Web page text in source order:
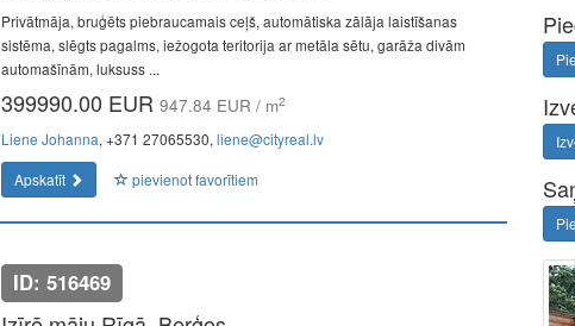
Privātmāja, bruģēts piebraucamais ceļš, automātiska zālāja laistīšanas
sistēma, slēgts pagalms, iežogota teritorija ar metāla sētu, garāža divām
automašīnām, luksuss ...
399990.00 EUR 947.84 EUR / m2
Liene Johanna, +371 27065530, liene@cityreal.lv
Apskatīt
pievienot favorītiem
ID: 516469